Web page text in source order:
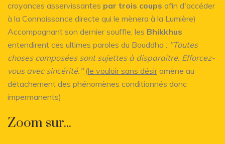
croyances asservissantes par trois coups afin d'accéder
à la Connaissance directe qui le mènera à la Lumière)
Accompagnant son dernier souffle, les Bhikkhus
entendirent ces ultimes paroles du Bouddha : "Toutes
choses composées sont sujettes à disparaître. Efforcez-
vous avec sincérité."(le vouloir sans désiramène au
détachement des phénomènes conditionnés donc
impermanents)
Zoom sur...